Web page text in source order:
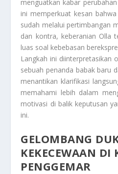
menguatkan kabar
ini memperkuat kesan
sudah melalui pertimbangan
dan kontra, keberanian Olla
luas soal kebebasan
Langkah ini diinterpretasikan
sebuah penanda babak baru
menantikan klarifikasi
memahami lebih dalam
motivasi di balik keputusan
ini.
GELOMBANG
KEKECEWAAN DI
PENGGEMAR